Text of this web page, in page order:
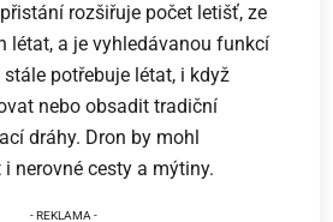
rozšiřuje počet letišť, ze
létat, a je vyhledávanou funkcí
potřebuje létat, i když
nebo obsadit tradiční
dráhy. Dron by mohl
nerovné cesty a mýtiny.